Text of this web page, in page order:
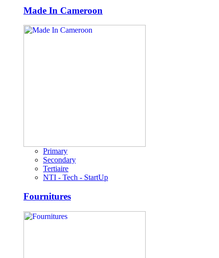
Made In Cameroon
Primary
Secondary
Tertiaire
NTI - Tech - StartUp
Fournitures